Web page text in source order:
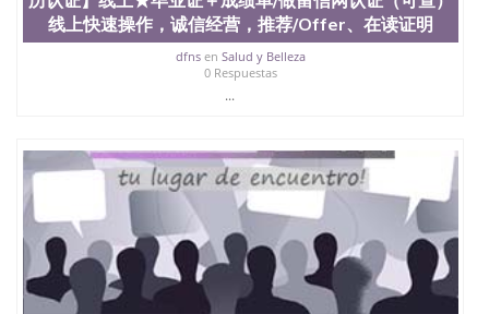
线上快速操作，诚信经营，推荐/Offer、在读证明
dfnsen Salud y Belleza
0 Respuestas
...